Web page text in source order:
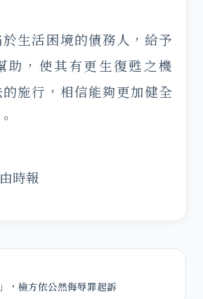
生活困境的債務人，給予
助，使其有更生復甦之機
施行，相信能夠更加健全
時報
，檢方依公然侮辱罪起訴